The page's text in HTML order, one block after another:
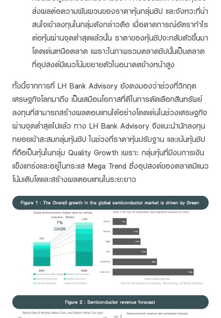
ส่งผลต่อความผันผวนของราคาหุ้นกลุ่มชิป และจังหวะที่น่า
สนใจเข้าลงทุนในกลุ่มดังกล่าวคือ เมื่อคาดการณ์อัตรากำไร
ต่อหุ้นผ่านจุดต่ำสุดแล้วนั้น ราคาของหุ้นชิปจะกลับตัวขึ้นมา
โดดเด่นเหนือตลาด เพราะในภาพรวมตลาดชิปนั้นเป็นตลาด
ที่อุปสงค์มีแนวโน้มขยายตัวในอนาคตข้างหน้าสูง
ทั้งนี้จากการที่ LH Bank Advisory ยังคงมองว่าช่วงที่วิกฤต
เศรษฐกิจโลกมาถึง เป็นเสมือนโอกาสที่ดีในการคัดเลือกสินทรัพย์
ลงทุนที่สามารถสร้างผลตอบแทนได้อย่างโดดเด่นในช่วงเศรษฐกิจ
ผ่านจุดต่ำสุดไปแล้ว ทาง LH Bank Advisory จึงแนะนำนักลงทุน
ทยอยเข้าสะสมกลุ่มหุ้นชิป ในช่วงที่ราคาหุ้นปรับฐาน และเน้นหุ้นชิป
ที่ถือเป็นหุ้นในกลุ่ม Quality Growth เพราะ กลุ่มหุ้นที่มีงบการเงิน
แข็งแกร่งและอยู่ในกระแส Mega Trend ซึ่งอุปสงค์ของตลาดมีแนว
โน้มเติบโตและสร้างผลตอบแทนในระยะยาว